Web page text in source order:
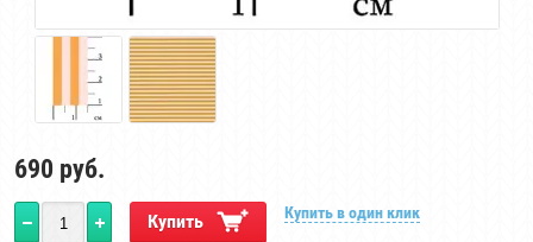
690 руб.
Купить Купить в один клик